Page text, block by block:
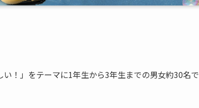
！」をテーマに1年生から3年生までの男女約30名で